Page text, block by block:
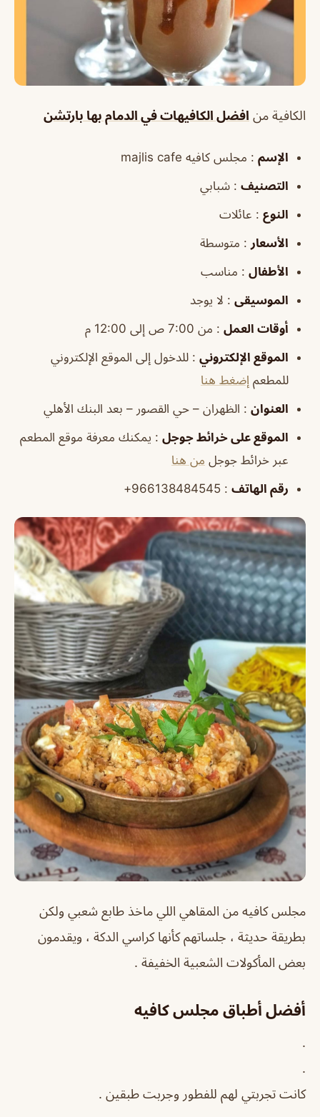
الكافية من افضل الكافيهات في الدمام بها بارتشن
الإسم : مجلس كافيه majlis cafe
التصنيف : شبابي
النوع : عائلات
الأسعار : متوسطة
الأطفال : مناسب
الموسيقى : لا يوجد
أوقات العمل : من 7:00 ص إلى 12:00 م
الموقع الإلكتروني : للدخول إلى الموقع الإلكتروني
للمطعم إضغط هنا
العنوان : الظهران – حي القصور – بعد البنك الأهلي
الموقع على خرائط جوجل : يمكنك معرفة موقع المطعم
عبر خرائط جوجل من هنا
رقم الهاتف : 966138484545+
مجلس كافيه من المقاهي اللي ماخذ طابع شعبي ولكن
بطريقة حديثة ، جلساتهم كأنها كراسي الدكة ، ويقدمون
بعض المأكولات الشعبية الخفيفة .
أفضل أطباق مجلس كافيه
.
.
كانت تجربتي لهم للفطور وجربت طبقين .